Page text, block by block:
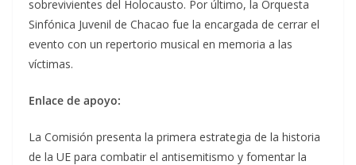
sobrevivientes del Holocausto. Por último, la Orquesta
Sinfónica Juvenil de Chacao fue la encargada de cerrar el
evento con un repertorio musical en memoria a las
víctimas.
Enlace de apoyo:
La Comisión presenta la primera estrategia de la historia
de la UE para combatir el antisemitismo y fomentar la